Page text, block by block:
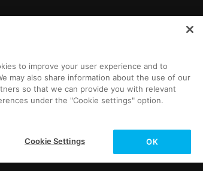
© 2003-2026 MAGIX. The mentioned product names
to improve your user experience and to
may also share information about the use of our
so that we can provide you with relevant
under the "Cookie settings" option.
OK
Cookie Settings